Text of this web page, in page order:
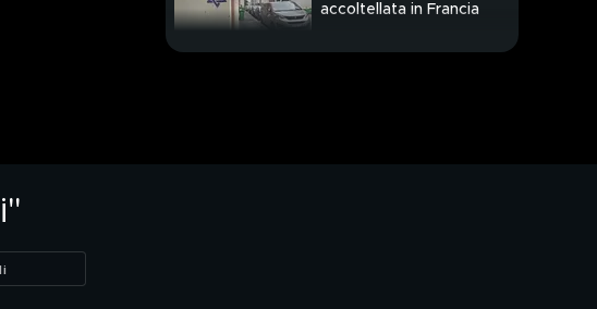
accoltellata in Francia